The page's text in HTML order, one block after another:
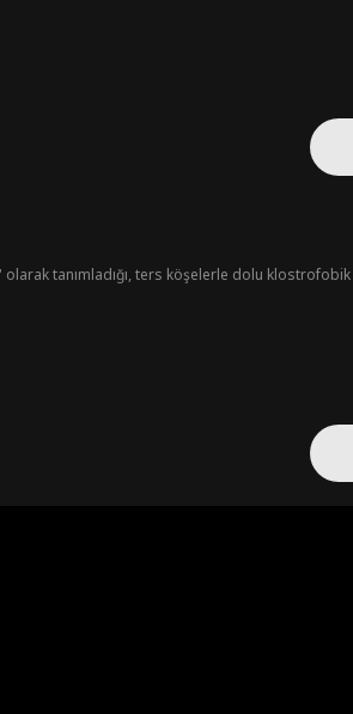
olarak tanımladığı, ters köşelerle dolu